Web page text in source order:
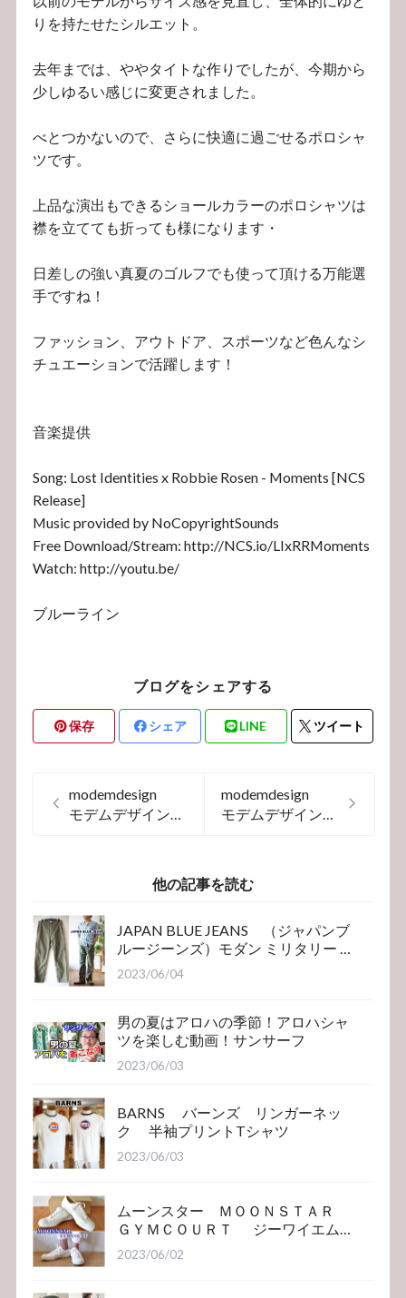
りを持たせたシルエット。
去年までは、ややタイトな作りでしたが、今期から
少しゆるい感じに変更されました。
べとつかないので、さらに快適に過ごせるポロシャ
ツです。
上品な演出もできるショールカラーのポロシャツは
襟を立てても折っても様になります・
日差しの強い真夏のゴルフでも使って頂ける万能選
手ですね！
ファッション、アウトドア、スポーツなど色んなシ
チュエーションで活躍します！
音楽提供
Song: Lost Identities x Robbie Rosen - Moments [NCS
Release]
Music provided by NoCopyrightSounds
Free Download/Stream: http://NCS.io/LIxRRMoments
Watch: http://youtu.be/
ブルーライン
ブログをシェアする
保存 シェア LINE ツイート
modemdesign
モデムデザイン
modemdesign
モデムデザイン
ツ おっさんシリ
ーズ
他の記事を読む
JAPAN BLUE JEANS （ジャパンブ
ルージーンズ）モダン ミリタリー ベ
イカーパンツ
2023/06/04
男の夏はアロハの季節！アロハシャ
ツを楽しむ動画！サンサーフ
2023/06/03
BARNS バーンズ リンガーネッ
ク 半袖プリントTシャツ
2023/06/03
ムーンスター ＭＯＯＮＳＴＡＲ
ＧＹＭＣＯＵＲＴ ジーワイエム
コート
2023/06/02